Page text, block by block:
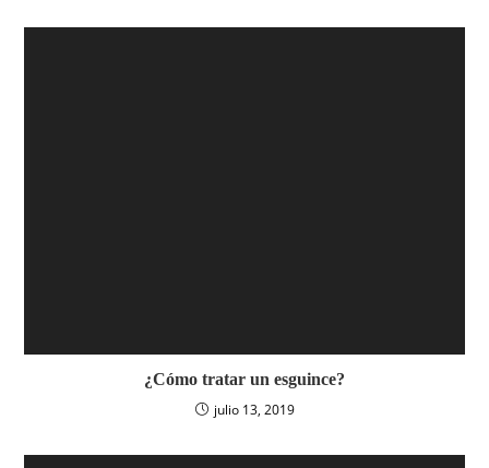
¿Cómo tratar un esguince?
julio 13, 2019